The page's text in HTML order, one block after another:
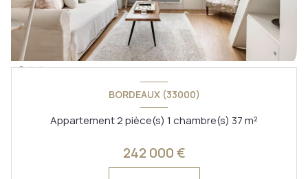
BORDEAUX (33000)
Appartement 2 pièce(s) 1 chambre(s) 37 m²
242 000 €